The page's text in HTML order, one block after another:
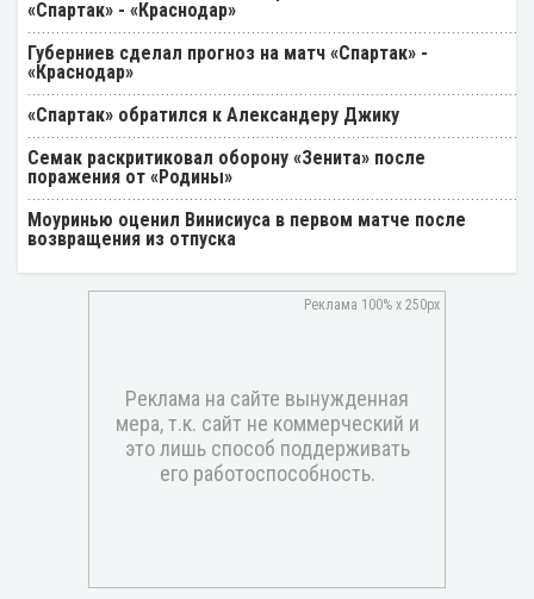
«Спартак» - «Краснодар»
Губерниев сделал прогноз на матч «Спартак» -
«Краснодар»
«Спартак» обратился к Александеру Джику
Семак раскритиковал оборону «Зенита» после
поражения от «Родины»
Моуринью оценил Винисиуса в первом матче после
возвращения из отпуска